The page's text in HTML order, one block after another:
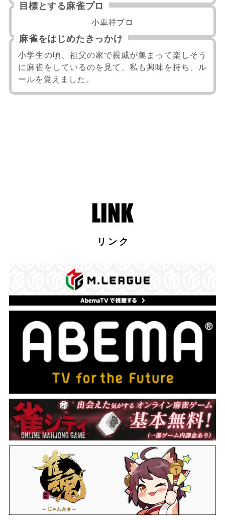
目標とする麻雀プロ
小車祥プロ
麻雀をはじめたきっかけ
小学生の頃、祖父の家で親戚が集まって楽しそう
に麻雀をしているのを見て、私も興味を持ち、ル
ールを覚えました。
リンク